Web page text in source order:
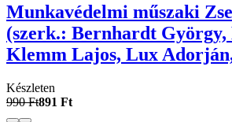
Munkavédelmi műszaki
(szerk.: Bernhardt
Klemm Lajos, Lux
Készleten
990 Ft891 Ft